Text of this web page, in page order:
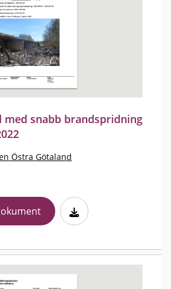
med snabb brandspridning
Östra Götaland